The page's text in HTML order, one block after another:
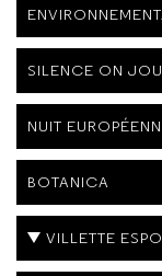
SILENCE ON
NUIT
BOTANICA
VILLETTE